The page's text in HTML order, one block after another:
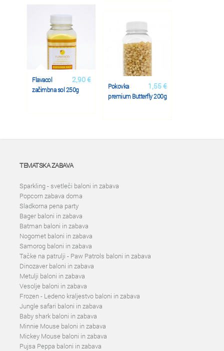
2,90 €
Flavacol
začimbna sol 250g
1,55 €
Pokovka
premium Butterfly 200g
TEMATSKA ZABAVA
Sparkling - svetleči baloni in zabava
Popcorn zabava doma
Sladkorna pena party
Bager baloni in zabava
Batman baloni in zabava
Nogomet baloni in zabava
Samorog baloni in zabava
Tačke na patrulji - Paw Patrols baloni in zabava
Dinozaver baloni in zabava
Metulji baloni in zabava
Vesolje baloni in zabava
Frozen - Ledeno kraljestvo baloni in zabava
Jungle safari baloni in zabava
Baby shark baloni in zabava
Minnie Mouse baloni in zabava
Mickey Mouse baloni in zabava
Pujsa Peppa baloni in zabava